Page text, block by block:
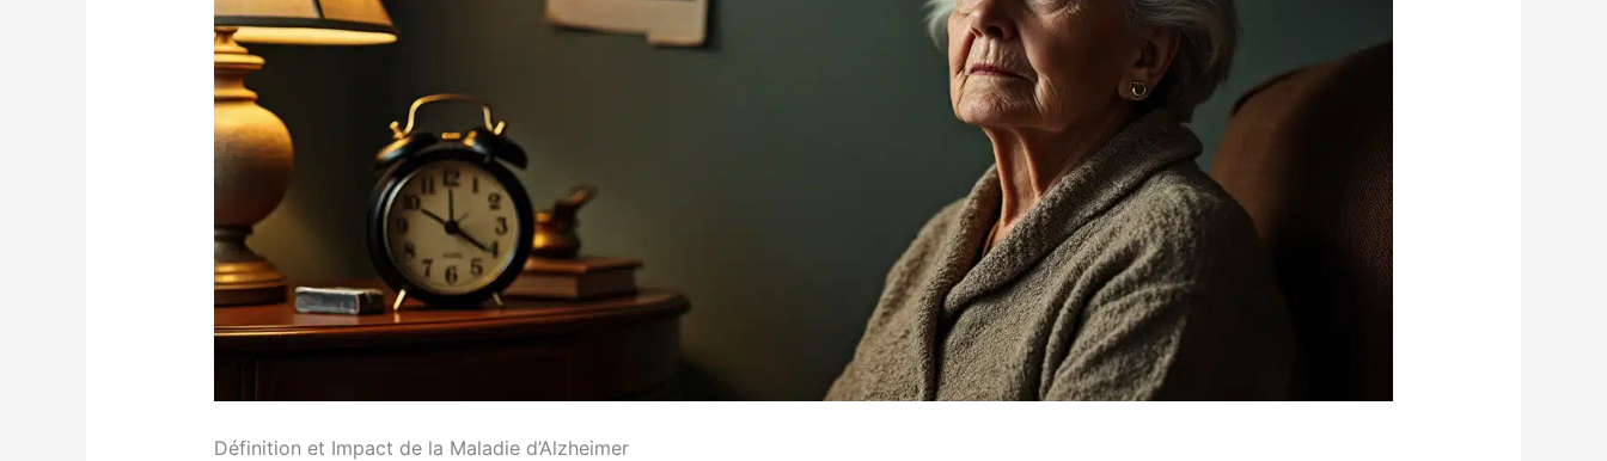
Définition et Impact de la Maladie d’Alzheimer